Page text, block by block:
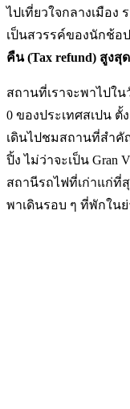
ไปเที่ยวใจกลางเมือ
เป็นสวรรค์ของนักช้อ
คืน (Tax refund) สูงสุ
สถานที่เราจะพาไปใ
0 ของประเทศสเปน ตั้
เดินไปชมสถานที่สำคั
ปิ้ง ไม่ว่าจะเป็น Gran
สถานีรถไฟที่เก่าแก่ที่สุ
พาเดินรอบ ๆ ที่พักในย่